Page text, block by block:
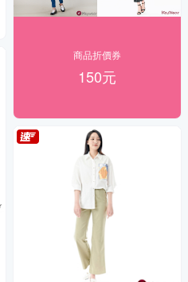
商品折價券
150元